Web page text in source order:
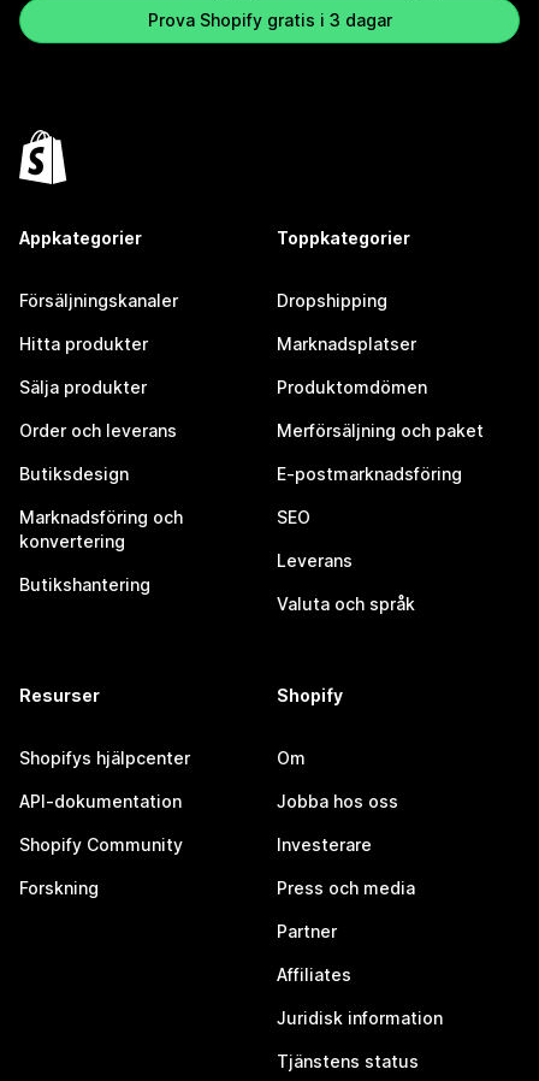
Prova Shopify gratis i 3 dagar
Appkategorier
Försäljningskanaler
Hitta produkter
Sälja produkter
Order och leverans
Butiksdesign
Marknadsföring och
konvertering
Butikshantering
Toppkategorier
Dropshipping
Marknadsplatser
Produktomdömen
Merförsäljning och paket
E-postmarknadsföring
SEO
Leverans
Valuta och språk
Resurser
Shopifys hjälpcenter
API-dokumentation
Shopify Community
Forskning
Shopify
Om
Jobba hos oss
Investerare
Press och media
Partner
Affiliates
Juridisk information
Tjänstens status